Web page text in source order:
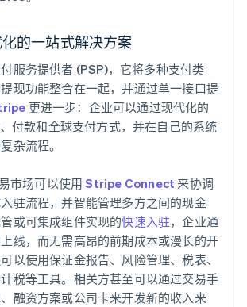
的一站式解决方案
服务提供者 (PSP)，它将多种支付类
现功能整合在一起，并通过单一接口提
更进一步：企业可以通过现代化的
付款和全球支付方式，并在自己的系统
杂流程。
市场可以使用Stripe Connect 来协调
驻流程，并智能管理多方之间的现金
或可集成组件实现的快速入驻，企业通
线，而无需高昂的前期成本或漫长的开
以使用保证金报告、风险管理、税表、
税等工具。相关方甚至可以通过交易手
融资方案或公司卡来开发新的收入来